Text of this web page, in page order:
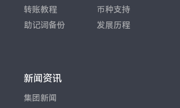
转账教程
助记词备份
币种支持
发展历程
新闻资讯
集团新闻